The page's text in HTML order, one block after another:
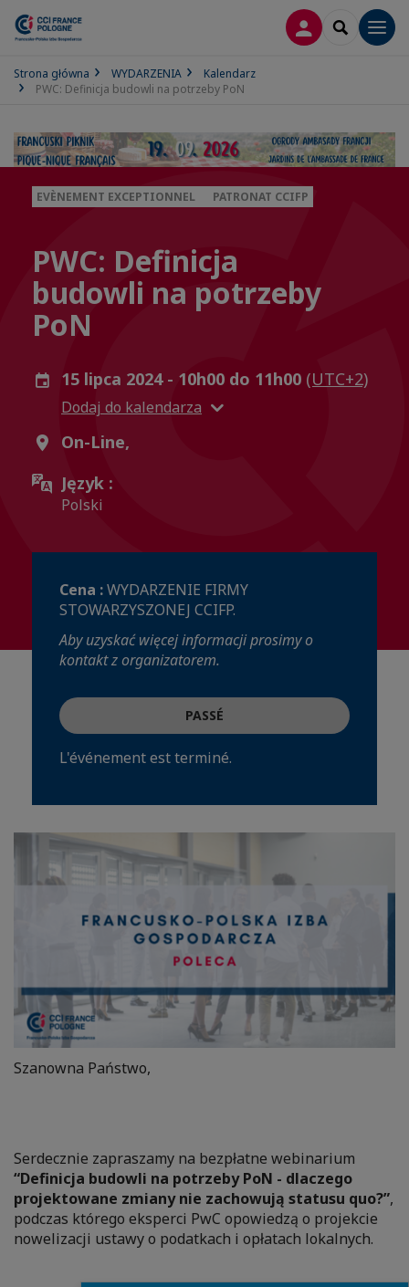
LOGOWANIE
SEARCH
Strona główna WYDARZENIA
Kalendarz
PWC: Definicja budowli na potrzeby PoN
EVÈNEMENT EXCEPTIONNEL PATRONAT CCIFP
PWC: Definicja
budowli na potrzeby
PoN
15 lipca 2024 - 10h00 do 11h00 (UTC+2)
Dodaj do kalendarza
On-Line,
Język :
Polski
Cena :WYDARZENIE FIRMY
STOWARZYSZONEJ CCIFP.
Aby uzyskać więcej informacji prosimy o
kontakt z organizatorem.
PASSÉ
L'événement est terminé.
Szanowna Państwo,
Serdecznie zapraszamy na bezpłatne webinarium
“Definicja budowli na potrzeby PoN - dlaczego
projektowane zmiany nie zachowują statusu quo?”,
podczas którego eksperci PwC opowiedzą o projekcie
nowelizacji ustawy o podatkach i opłatach lokalnych.